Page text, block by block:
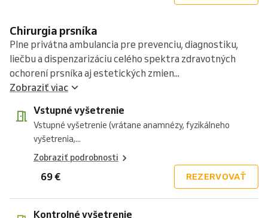
Chirurgia prsníka
Plne privátna ambulancia pre prevenciu, diagnostiku,
liečbu a dispenzarizáciu celého spektra zdravotných
ochorení prsníka aj estetických zmien...
Zobraziť viac
Vstupné vyšetrenie
Vstupné vyšetrenie (vrátane anamnézy, fyzikálneho
vyšetrenia,...
Zobraziť podrobnosti
69 € REZERVOVAŤ
Kontrolné vyšetrenie